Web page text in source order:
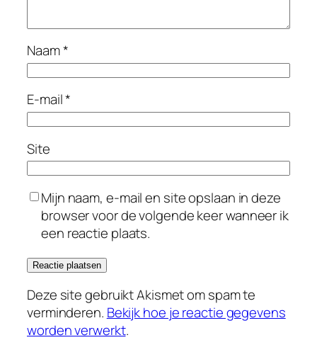
Naam*
E-mail*
Site
Mijn naam, e-mail en site opslaan in deze
browser voor de volgende keer wanneer ik
een reactie plaats.
Deze site gebruikt Akismet om spam te
verminderen. Bekijk hoe je reactie gegevens
worden verwerkt.